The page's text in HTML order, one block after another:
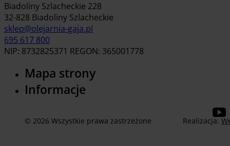
Biadoliny Szlacheckie 228
32-828 Biadoliny Szlacheckie
sklep@olejarnia-gaja.pl
695 617 800
NIP: 8732825371 REGON: 365001778
Mapa strony
Informacje
© 2026 Wszystkie prawa zastrzeżone Realizacja: